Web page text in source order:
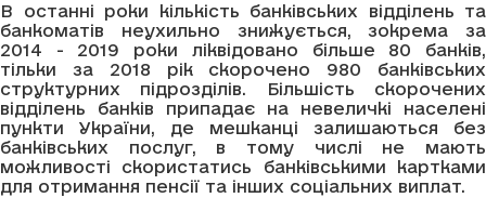
В останні роки кількість банківських відділень та
банкоматів неухильно знижується, зокрема за
2014 - 2019 роки ліквідовано більше 80 банків,
тільки за 2018 рік скорочено 980 банківських
структурних підрозділів. Більшість скорочених
відділень банків припадає на невеличкі населені
пункти України, де мешканці залишаються без
банківських послуг, в тому числі не мають
можливості скористатись банківськими картками
для отримання пенсії та інших соціальних виплат.